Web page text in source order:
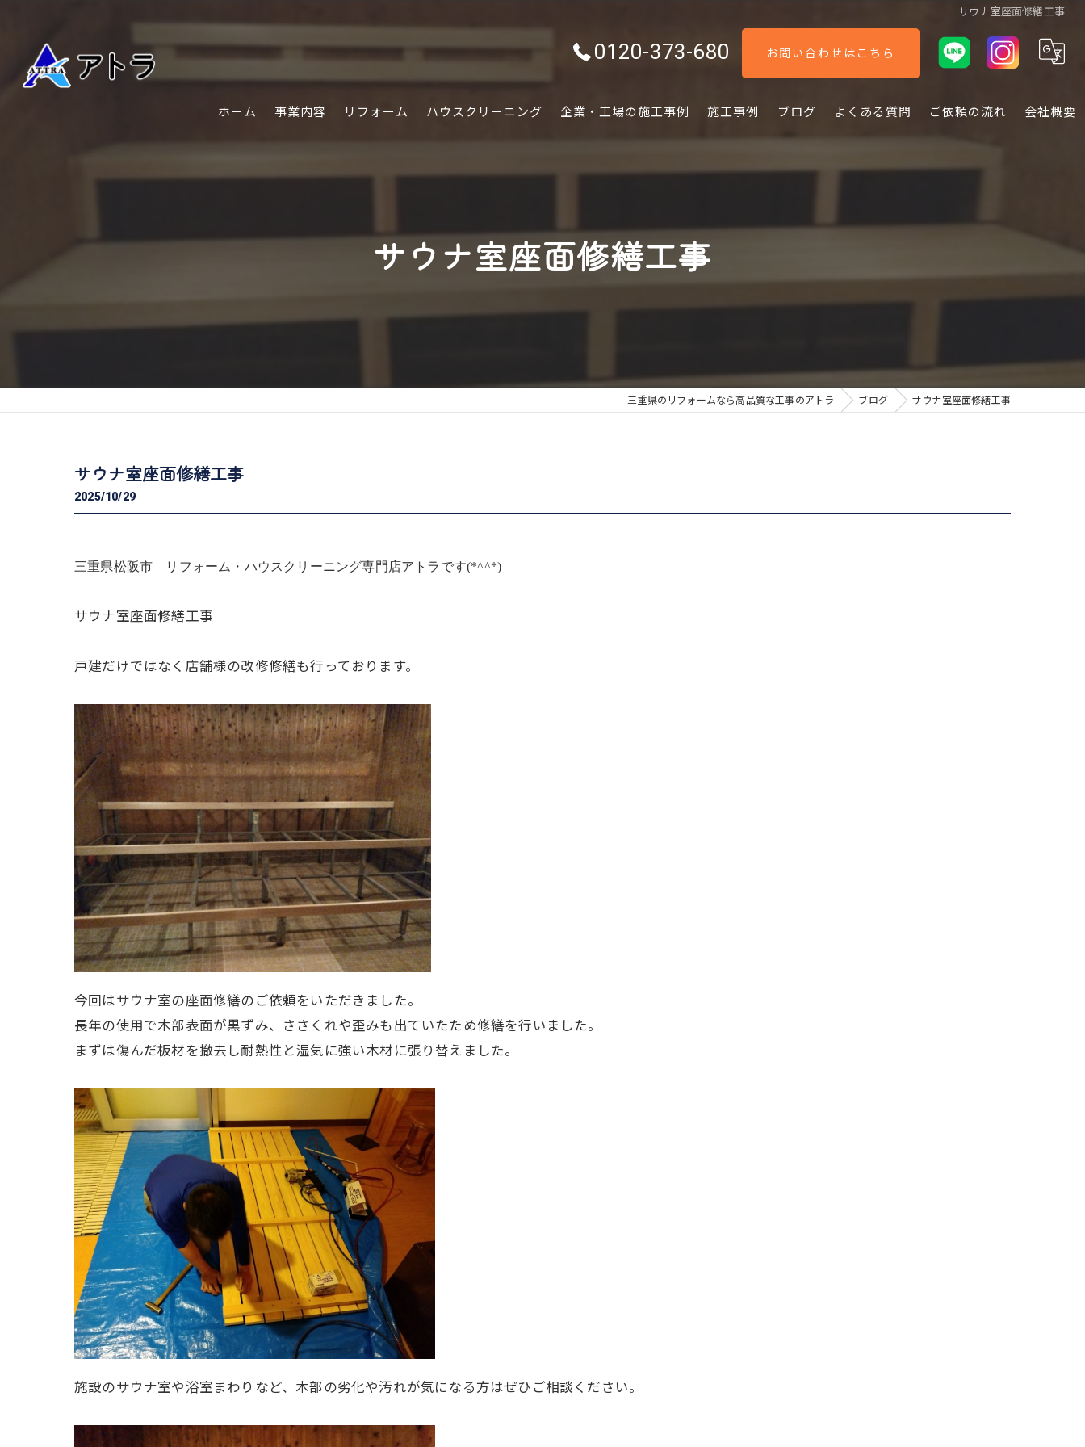
サウナ室座面修繕工事
0120-373-680 お問い合わせはこちら
ホーム 事業内容 リフォーム
外構・エクステリア
ハウスクリーニング 企業・工場の施工事例 施工事例 ブログ よくある質問 ご依頼の流れ 会社概要
サウナ室座面修繕工事
三重県のリフォームなら高品質な工事のアトラ ブログ サウナ室座面修繕工事
サウナ室座面修繕工事
2025/10/29
三重県松阪市 リフォーム・ハウスクリーニング専門店アトラです(*^^*)
サウナ室座面修繕工事
戸建だけではなく店舗様の改修修繕も行っております。
今回はサウナ室の座面修繕のご依頼をいただきました。
長年の使用で木部表面が黒ずみ、ささくれや歪みも出ていたため修繕を行いました。
まずは傷んだ板材を撤去し耐熱性と湿気に強い木材に張り替えました。
施設のサウナ室や浴室まわりなど、木部の劣化や汚れが気になる方はぜひご相談ください。